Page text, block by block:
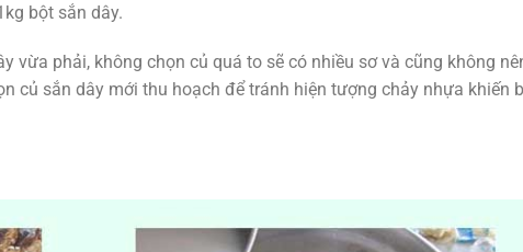
bột sắn dây.
vừa phải, không chọn củ quá to sẽ có nhiều sơ và cũng không
củ sắn dây mới thu hoạch để tránh hiện tượng chảy nhựa khiến